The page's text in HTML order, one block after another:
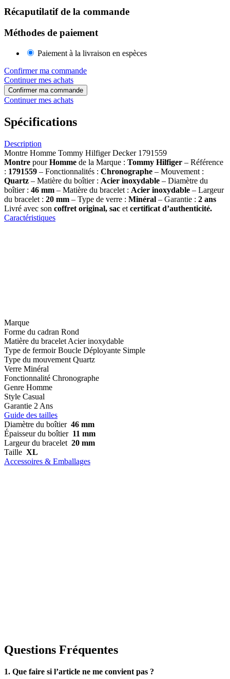
Récaputilatif de la commande
Méthodes de paiement
Paiement à la livraison en espèces
Confirmer ma commande
Continuer mes achats
Confirmer ma commande
Continuer mes achats
Spécifications
Description
Montre Homme Tommy Hilfiger Decker 1791559
Montre pourHomme de la Marque : Tommy Hilfiger – Référence
: 1791559 – Fonctionnalités : Chronographe – Mouvement :
Quartz – Matière du boîtier : Acier inoxydable – Diamètre du
boîtier : 46 mm – Matière du bracelet : Acier inoxydable – Largeur
du bracelet : 20 mm – Type de verre : Minéral – Garantie : 2 ans
Livré avec son coffret original, sac et certificat d’authenticité.
Caractéristiques
Marque
Forme du cadran Rond
Matière du bracelet Acier inoxydable
Type de fermoir Boucle Déployante Simple
Type du mouvement Quartz
Verre Minéral
Fonctionnalité Chronographe
Genre Homme
Style Casual
Garantie 2 Ans
Guide des tailles
Diamètre du boîtier 46 mm
Épaisseur du boîtier 11 mm
Largeur du bracelet 20 mm
Taille XL
Accessoires & Emballages
Questions Fréquentes
1. Que faire si l’article ne me convient pas ?